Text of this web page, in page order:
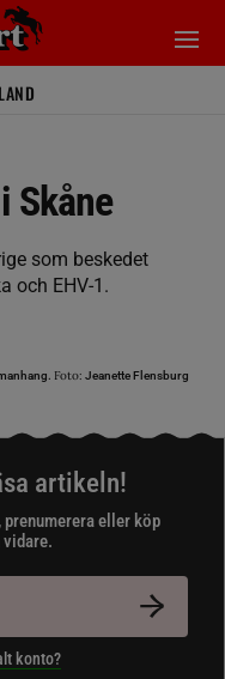
Skåne
som beskedet
och EHV-1.
Foto: Jeanette Flensburg
artikeln!
eller köp
konto?